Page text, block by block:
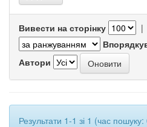
Вивести на сторінку |
Автори
Результати 1-1 зі 1 (час